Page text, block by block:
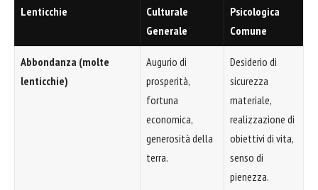
Lenticchie
Culturale
Generale
Psicologica
Comune
Abbondanza (molte
lenticchie)
Augurio di
prosperità,
fortuna
economica,
generosità della
terra.
Desiderio di
sicurezza
materiale,
realizzazione di
obiettivi di vita,
senso di
pienezza.